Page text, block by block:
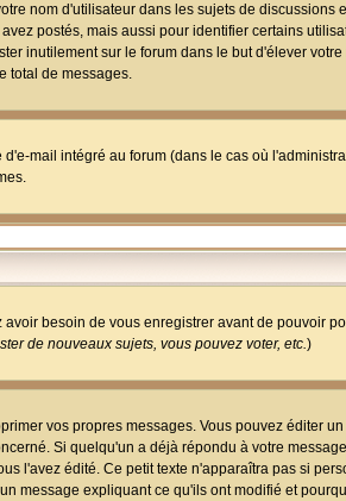
nom d'utilisateur dans les sujets de discussions
postés, mais aussi pour identifier certains
inutilement sur le forum dans le but d'élever
total de messages.
mail intégré au forum (dans le cas où
besoin de vous enregistrer avant de pouvoir
de nouveaux sujets, vous pouvez voter, etc.)
vos propres messages. Vous pouvez éditer
Si quelqu'un a déjà répondu à votre
l'avez édité. Ce petit texte n'apparaîtra pas si
message expliquant ce qu'ils ont modifié et